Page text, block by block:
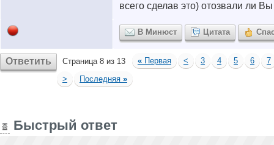
всего сделав это) отозвали ли
В Минюст Цитата
Ответить Страница 8 из 13 « Первая < 3 4 5 6
7
>
Последняя »
Быстрый ответ